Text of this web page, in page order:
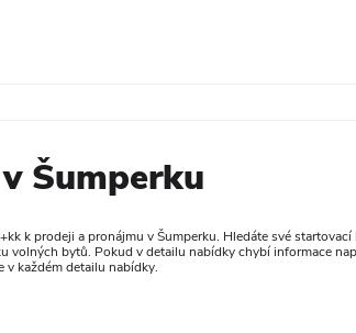
Šumperku
k prodeji a pronájmu v Šumperku. Hledáte své
volných bytů. Pokud v detailu nabídky chybí informace
každém detailu nabídky.